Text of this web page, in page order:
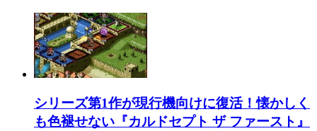
シリーズ第1作が現行機向けに復活！懐かしく
も色褪せない『カルドセプト ザ ファースト』